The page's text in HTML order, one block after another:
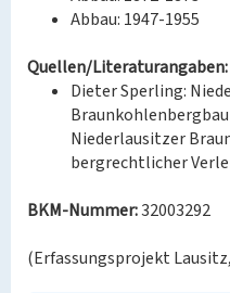
Abbau: 1947-1955
Quellen/Literaturangaben:
Dieter Sperling:
Niederlausitzer
bergrechtlicher
BKM-Nummer:32003292
(Erfassungsprojekt